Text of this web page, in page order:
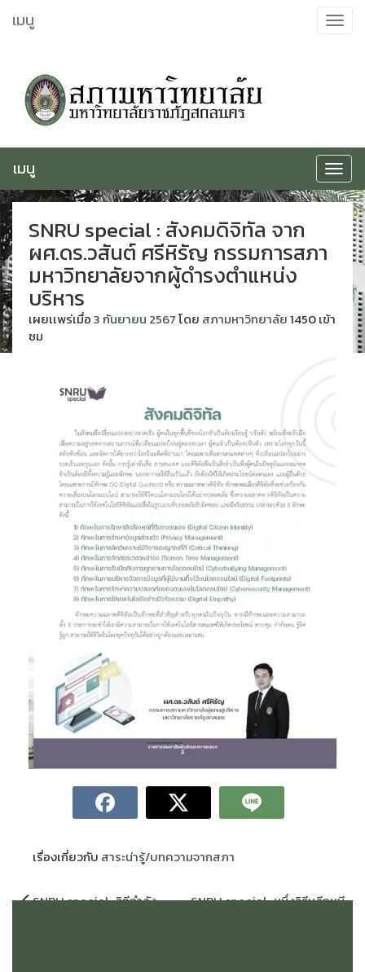
ไป
Toggle
เมนู
Toggle
เมนู
SNRU special : สังคมดิจิทัล จาก
ผศ.ดร.วสันต์ ศรีหิรัญ กรรมการสภา
มหาวิทยาลัยจากผู้ดำรงตำแหน่ง
บริหาร
เผยเเพร่เมื่อ3 กันยายน 2567โดย สภามหาวิทยาลัย1450 เข้า
ชม
เรื่องเกี่ยวกับ สาระน่ารู้/บทความจากสภา
แนะแนว
SNRU special : วิถีกำลัง
SNRU special : หนึ่งวิธีหลีกหนี